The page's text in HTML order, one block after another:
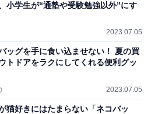
小学生が“通塾や受験勉強以外”にす
2023.07.05
ッグを手に食い込ませない！ 夏の買
トドアをラクにしてくれる便利グッ
2023.07.05
猫好きにはたまらない「ネコバッ